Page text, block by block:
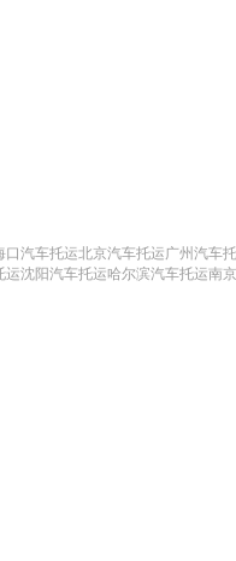
口汽车托运北京汽车托运广州汽车
运沈阳汽车托运哈尔滨汽车托运南